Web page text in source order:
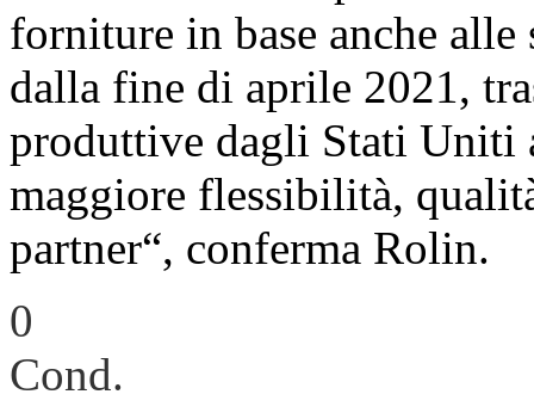
forniture in base anche
dalla fine di aprile 2021,
produttive dagli Stati Uniti
maggiore flessibilità,
partner“, conferma Rolin.
0
Cond.